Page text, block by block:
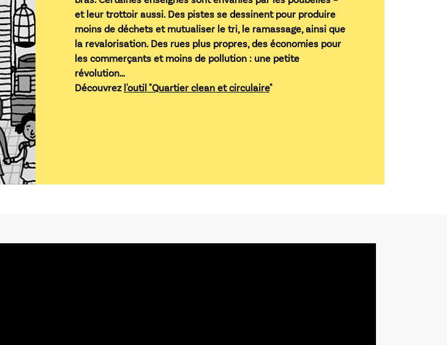
et leur trottoir aussi. Des pistes se dessinent pour produire
moins de déchets et mutualiser le tri, le ramassage, ainsi que
la revalorisation. Des rues plus propres, des économies pour
les commerçants et moins de pollution : une petite
révolution…
Découvrez l'outil "Quartier clean et circulaire"